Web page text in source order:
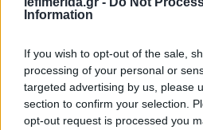
Information
If you wish to opt-out of the sale,
processing of your personal or
targeted advertising by us, please
section to confirm your selection.
opt-out request is processed you
Οι αρχές περιμένουν τα
πρέπει να υπάρχουν
ρίξουν περισσότερο φως
απασχολεί το πανελλήνιο τις